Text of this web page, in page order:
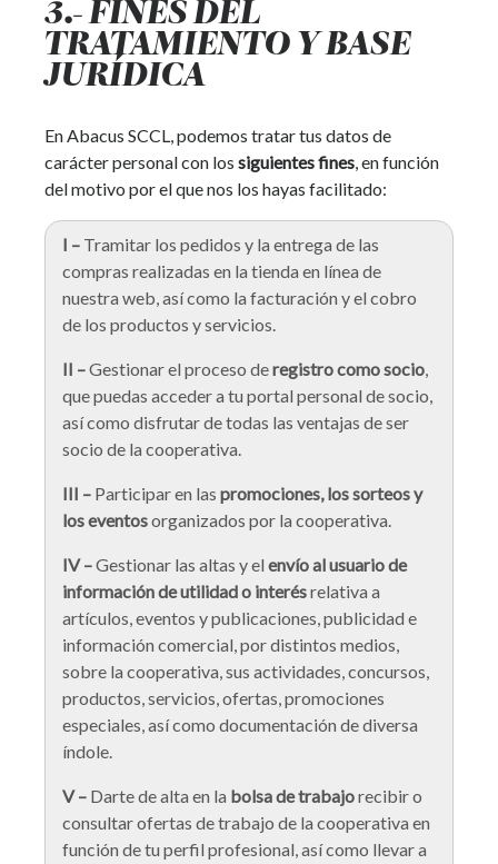
3.- FINES DEL
TRATAMIENTO Y BASE
JURÍDICA
En Abacus SCCL, podemos tratar tus datos de
carácter personal con los siguientes fines, en función
del motivo por el que nos los hayas facilitado:
I – Tramitar los pedidos y la entrega de las
compras realizadas en la tienda en línea de
nuestra web, así como la facturación y el cobro
de los productos y servicios.
II –Gestionar el proceso deregistro como socio,
que puedas acceder a tu portal personal de socio,
así como disfrutar de todas las ventajas de ser
socio de la cooperativa.
III – Participar en las promociones, los sorteos y
los eventosorganizados por la cooperativa.
IV –Gestionar las altas y el envío al usuario de
información de utilidad o interésrelativa a
artículos, eventos y publicaciones, publicidad e
información comercial, por distintos medios,
sobre la cooperativa, sus actividades, concursos,
productos, servicios, ofertas, promociones
especiales, así como documentación de diversa
índole.
V – Darte de alta en la bolsa de trabajorecibir o
consultar ofertas de trabajo de la cooperativa en
función de tu perfil profesional, así como llevar a